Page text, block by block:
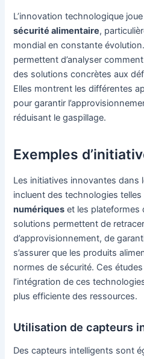
L’innovation technologique
sécurité alimentaire,
mondial en constante
permettent d’analyser
des solutions concrètes aux
Elles montrent les différentes
pour garantir
réduisant le gaspillage.
Exemples
Les initiatives innovantes dans
incluent des technologies
numériques et les plateformes
solutions permettent de
d’approvisionnement, de
s’assurer que les produits
normes de sécurité. Ces
l’intégration de ces
plus efficiente des ressources.
Utilisation de capteurs
Des capteurs intelligents sont